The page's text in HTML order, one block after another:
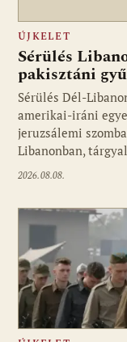
ÚJKELET
Sérülés
pakisztáni
Sérülés Dél-
amerikai-iráni
jeruzsálemi
Libanonban,
2026.08.08.